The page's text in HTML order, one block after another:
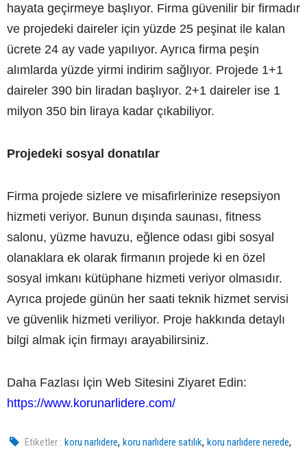
hayata geçirmeye başlıyor. Firma güvenilir bir firmadır
ve projedeki daireler için yüzde 25 peşinat ile kalan
ücrete 24 ay vade yapılıyor. Ayrıca firma peşin
alımlarda yüzde yirmi indirim sağlıyor. Projede 1+1
daireler 390 bin liradan başlıyor. 2+1 daireler ise 1
milyon 350 bin liraya kadar çıkabiliyor.
Projedeki sosyal donatılar
Firma projede sizlere ve misafirlerinize resepsiyon
hizmeti veriyor. Bunun dışında saunası, fitness
salonu, yüzme havuzu, eğlence odası gibi sosyal
olanaklara ek olarak firmanın projede ki en özel
sosyal imkanı kütüphane hizmeti veriyor olmasıdır.
Ayrıca projede günün her saati teknik hizmet servisi
ve güvenlik hizmeti veriliyor. Proje hakkında detaylı
bilgi almak için firmayı arayabilirsiniz.
Daha Fazlası İçin Web Sitesini Ziyaret Edin:
https://www.korunarlidere.com/
Etiketler : koru narlıdere,koru narlıdere satılık,koru narlıdere nerede,